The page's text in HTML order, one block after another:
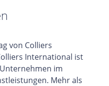
von Colliers
International ist
im
Mehr als